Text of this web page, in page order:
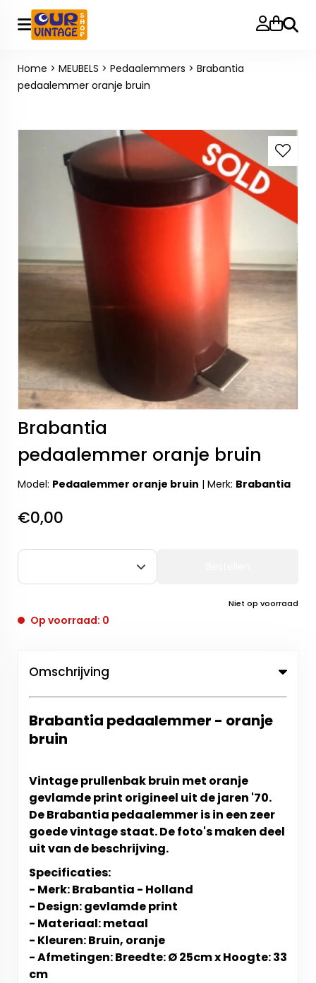
Home > MEUBELS > Pedaalemmers > Brabantia
pedaalemmer oranje bruin
Brabantia
pedaalemmer oranje bruin
Model: Pedaalemmer oranje bruin | Merk: Brabantia
€0,00
Niet op voorraad
Op voorraad: 0
Omschrijving
Brabantia pedaalemmer - oranje
bruin
Vintage prullenbak bruin met oranje
gevlamde print origineel uit de jaren '70.
De Brabantia pedaalemmer is in een zeer
goede vintage staat. De foto's maken deel
uit van de beschrijving.
Specificaties:
- Merk: Brabantia - Holland
- Design: gevlamde print
- Materiaal: metaal
- Kleuren: Bruin, oranje
- Afmetingen: Breedte: Ø 25cm x Hoogte: 33
cm